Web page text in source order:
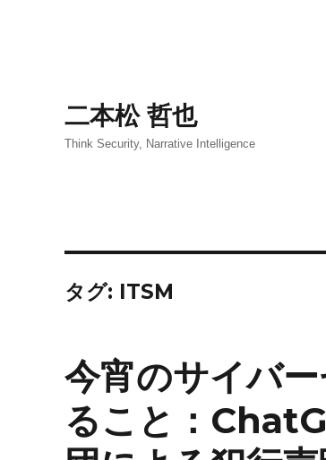
二本松 哲也
Think Security, Narrative Intelligence
タグ: ITSM
今宵のサイバ
ること：